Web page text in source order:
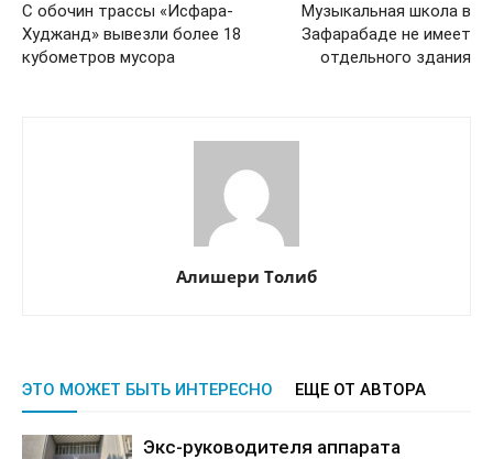
С обочин трассы «Исфара-
Худжанд» вывезли более 18
кубометров мусора
Музыкальная школа в
Зафарабаде не имеет
отдельного здания
Алишери Толиб
ЭТО МОЖЕТ БЫТЬ ИНТЕРЕСНО ЕЩЕ ОТ АВТОРА
Экс-руководителя аппарата